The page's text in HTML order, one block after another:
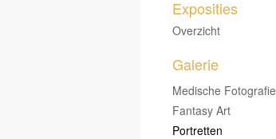
Exposities
Overzicht
Galerie
Medische Fotografie
Fantasy Art
Portretten